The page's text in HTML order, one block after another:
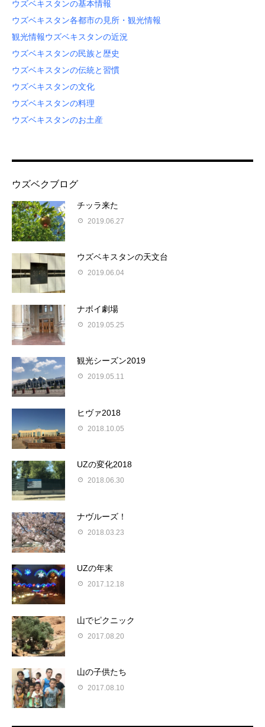
ウズベキスタンの基本情報
ウズベキスタン各都市の見所・観光情報
観光情報ウズベキスタンの近況
ウズベキスタンの民族と歴史
ウズベキスタンの伝統と習慣
ウズベキスタンの文化
ウズベキスタンの料理
ウズベキスタンのお土産
ウズベクブログ
チッラ来た
2019.06.27
ウズベキスタンの天文台
2019.06.04
ナボイ劇場
2019.05.25
観光シーズン2019
2019.05.11
ヒヴァ2018
2018.10.05
UZの変化2018
2018.06.30
ナヴルーズ！
2018.03.23
UZの年末
2017.12.18
山でピクニック
2017.08.20
山の子供たち
2017.08.10